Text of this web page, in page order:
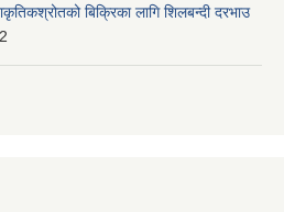
बिक्रिका लागि शिलबन्दी दरभाउ